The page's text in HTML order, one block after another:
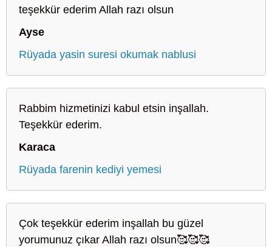
teşekkür ederim Allah razı olsun
Ayse
Rüyada yasin suresi okumak nablusi
Rabbim hizmetinizi kabul etsin inşallah.
Teşekkür ederim.
Karaca
Rüyada farenin kediyi yemesi
Çok teşekkür ederim inşallah bu güzel
yorumunuz çıkar Allah razı olsun🥰🥰🥰